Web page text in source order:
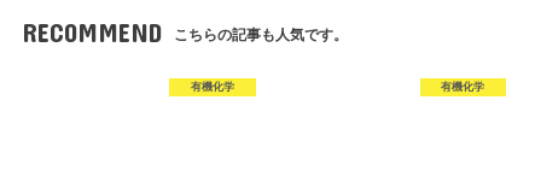
RECOMMEND こちらの記事も人気です。
有機化学 有機化学